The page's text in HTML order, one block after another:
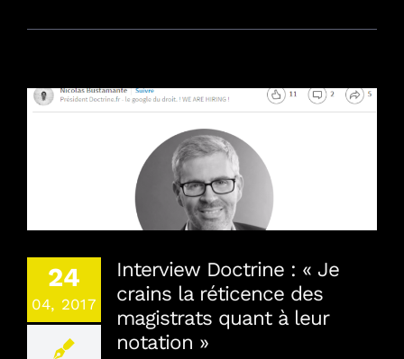
Interview Doctrine : « Je crains la réticence des
magistrats quant à leur notation »
24
04, 2017
Interview Doctrine : « Je
crains la réticence des
magistrats quant à leur
notation »